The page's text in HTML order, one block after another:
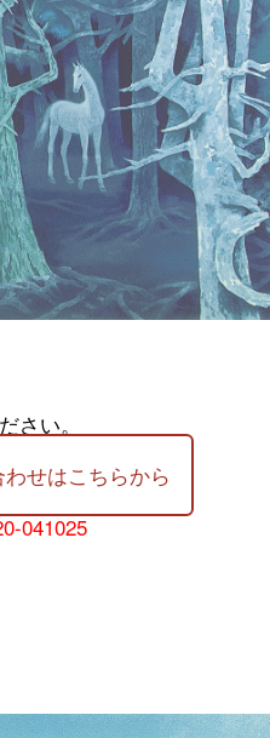
さい。
せはこちらから
041025